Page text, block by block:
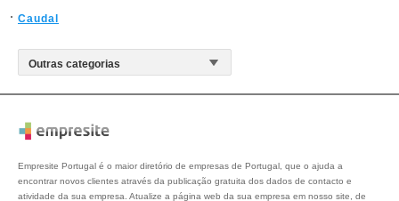
Caudal
Empresite Portugal é o maior diretório de empresas de Portugal, que o ajuda a
encontrar novos clientes através da publicação gratuita dos dados de contacto e
atividade da sua empresa. Atualize a página web da sua empresa em nosso site, de